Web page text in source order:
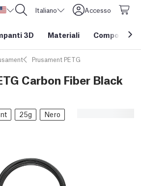
Stati Uniti d'America
CORE One L: Ora disponibile! Italiano Accesso
3D Materiali Componenti
Prusament PETG
Carbon Fiber Black
25g
Nero